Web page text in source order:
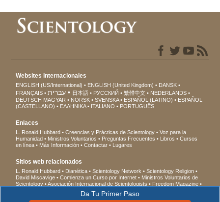
Da Tu Primer Paso
Websites Internacionales
ENGLISH (US/International) ENGLISH (United Kingdom)
DANSK
FRANÇAIS
עברית 日本語 РУССКИЙ 繁體中文
NEDERLANDS
DEUTSCH MAGYAR NORSK SVENSKA ESPAÑOL (LATINO)
ESPAÑOL
(CASTELLANO)
ΕΛΛΗΝΙΚA ITALIANO PORTUGUÊS
Enlaces
L. Ronald Hubbard Creencias y Prácticas de Scientology
Voz para la
Humanidad
Ministros Voluntarios Preguntas Frecuentes Libros
Cursos
en línea
Más Información Contactar Lugares
Sitios web relacionados
L. Ronald Hubbard Dianética Scientology Network
Scientology Religion
David Miscavige
Comienza un Curso por Internet
Ministros Voluntarios de
Scientology
Asociación Internacional de Scientologists
Freedom Magazine
En Apoyo de Un Mundo Sin Drogas
Jóvenes por los Derechos Humanos